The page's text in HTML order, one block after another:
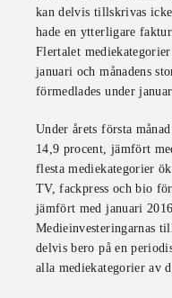
kan delvis tillskrivas
hade en ytterligare
Flertalet
januari och månadens
förmedlades under
Under årets första
14,9 procent, jämfört
flesta mediekategorier
TV, fackpress och bio
jämfört med januari
Medieinvesteringarnas
delvis bero på en
alla mediekategorier av